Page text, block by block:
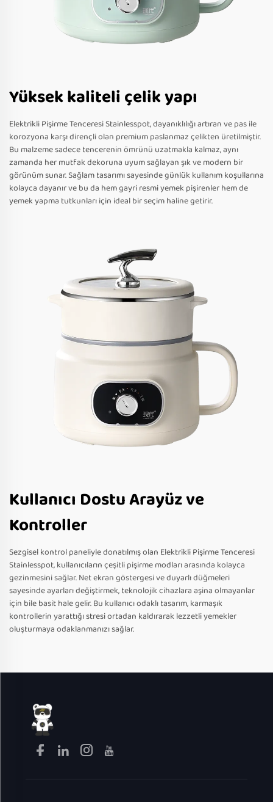
Yüksek kaliteli çelik yapı
Elektrikli Pişirme Tenceresi Stainlesspot, dayanıklılığı artıran ve pas ile
korozyona karşı dirençli olan premium paslanmaz çelikten üretilmiştir.
Bu malzeme sadece tencerenin ömrünü uzatmakla kalmaz, aynı
zamanda her mutfak dekoruna uyum sağlayan şık ve modern bir
görünüm sunar. Sağlam tasarımı sayesinde günlük kullanım koşullarına
kolayca dayanır ve bu da hem gayri resmi yemek pişirenler hem de
yemek yapma tutkunları için ideal bir seçim haline getirir.
Kullanıcı Dostu Arayüz ve
Kontroller
Sezgisel kontrol paneliyle donatılmış olan Elektrikli Pişirme Tenceresi
Stainlesspot, kullanıcıların çeşitli pişirme modları arasında kolayca
gezinmesini sağlar. Net ekran göstergesi ve duyarlı düğmeleri
sayesinde ayarları değiştirmek, teknolojik cihazlara aşina olmayanlar
için bile basit hale gelir. Bu kullanıcı odaklı tasarım, karmaşık
kontrollerin yarattığı stresi ortadan kaldırarak lezzetli yemekler
oluşturmaya odaklanmanızı sağlar.